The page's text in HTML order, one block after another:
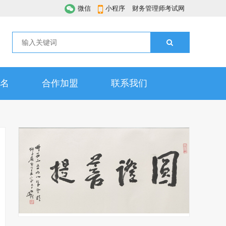
微信 小程序 财务管理师考试网
合作加盟 联系我们